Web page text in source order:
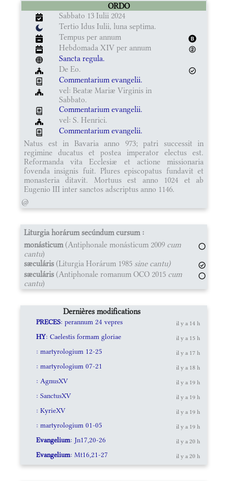
ORDO
Sabbato 13 Iulii 2024
Tertio Idus Iulii, luna septima.
Tempus per annum
Hebdomada XIV per annum
Sancta regula.
De Eo.
Commentarium evangelii.
vel: Beatæ Mariæ Virginis in
Sabbato.
Commentarium evangelii.
vel: S. Henrici.
Commentarium evangelii.
Natus est in Bavaria anno 973; patri successit in
regimine ducatus et postea imperator electus est.
Reformanda vita Ecclesiæ et actione missionaria
fovenda insignis fuit. Plures episcopatus fundavit et
monasteria ditavit. Mortuus est anno 1024 et ab
Eugenio III inter sanctos adscriptus anno 1146.
@
Liturgia horárum secúndum cursum :
monásticum(Antiphonale monásticum 2009 cum
cantu)
sæculáris (Liturgia Horárum 1985 sine cantu)
sæculáris (Antiphonale romanum OCO 2015 cum
cantu)
Dernières modifications
PRECES: perannum 24 vepres il y a 14 h
HY: Caelestis formam gloriae il y a 15 h
: martyrologium 12-25 il y a 17 h
: martyrologium 07-21 il y a 18 h
: AgnusXV il y a 19 h
: SanctusXV il y a 19 h
: KyrieXV il y a 19 h
: martyrologium 01-05 il y a 19 h
Evangelium: Jn17,20-26 il y a 20 h
Evangelium: Mt16,21-27 il y a 20 h